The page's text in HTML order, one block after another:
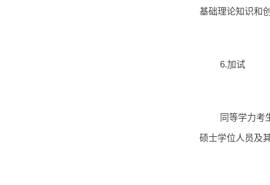
基础理论知识和
6.加试
同等学力考
硕士学位人员及